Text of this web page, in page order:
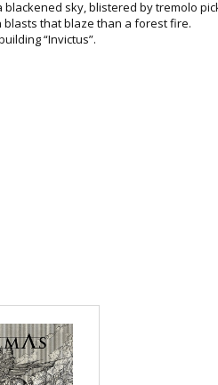
blackened sky, blistered by tremolo
blasts that blaze than a forest fire.
“Invictus”.